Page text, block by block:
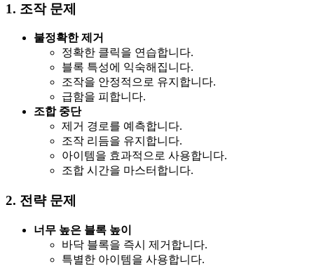
1. 조작 문제
불정확한 제거
정확한 클릭을 연습합니다.
블록 특성에 익숙해집니다.
조작을 안정적으로 유지합니다.
급함을 피합니다.
조합 중단
제거 경로를 예측합니다.
조작 리듬을 유지합니다.
아이템을 효과적으로 사용합니다.
조합 시간을 마스터합니다.
2. 전략 문제
너무 높은 블록 높이
바닥 블록을 즉시 제거합니다.
특별한 아이템을 사용합니다.